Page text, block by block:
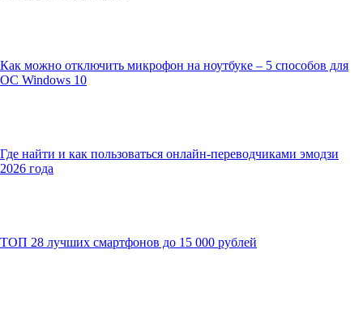
Как можно отключить микрофон на ноутбуке – 5 способов для
ОС Windows 10
Где найти и как пользоваться онлайн-переводчиками эмодзи
2026 года
ТОП 28 лучших смартфонов до 15 000 рублей